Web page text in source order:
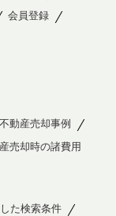
会員登録
不動産売却事例
売却時の諸費用
た検索条件